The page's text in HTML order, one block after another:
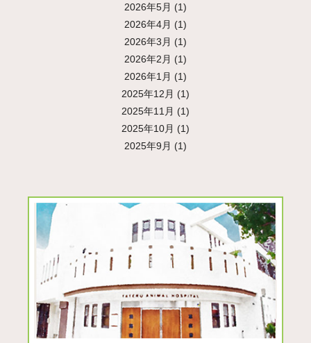
2026年5月 (1)
2026年4月 (1)
2026年3月 (1)
2026年2月 (1)
2026年1月 (1)
2025年12月 (1)
2025年11月 (1)
2025年10月 (1)
2025年9月 (1)